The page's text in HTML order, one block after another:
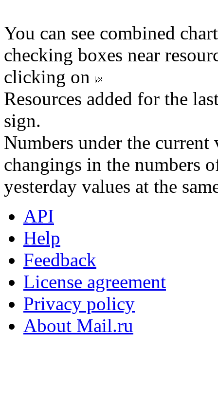
You can see combined
checking boxes near
clicking on
Resources added for the
sign.
Numbers under the
changings in the numbers
yesterday values at the
API
Help
Feedback
License agreement
Privacy policy
About Mail.ru